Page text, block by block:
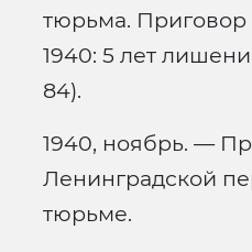
тюрьма. Приговор
1940: 5 лет
84).
1940, ноябрь. —
Ленинградской
тюрьме.